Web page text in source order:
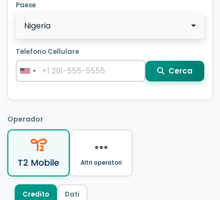
Paese
Nigeria
Telefono Cellulare
Cerca
Operador
T2 Mobile Altri operatori
Credito Dati